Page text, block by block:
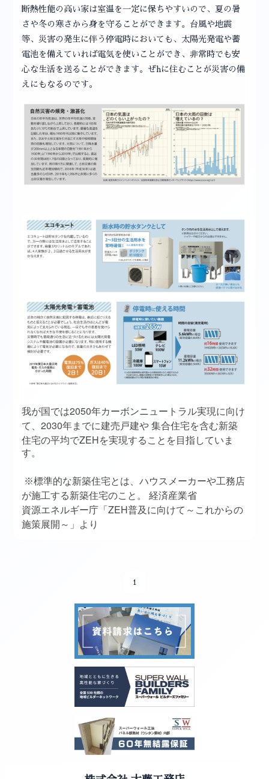
断熱性能の高い家は室温を一定に保ちやすいので、夏の暑
さや冬の寒さから身を守ることができます。台風や地震
等、災害の発生に伴う停電時においても、太陽光発電や蓄
電池を備えていれば電気を使いことができ、非常時でも安
心な生活を送ることができます。ぜhに住むことが災害の備
えにもなるのです。
我が国では2050年カーボンニュートラル実現に向け
て、2030年までに建売戸建や 集合住宅を含む新築
住宅の平均でZEHを実現することを目指していま
す。
※標準的な新築住宅とは、ハウスメーカーや工務店
が施工する新築住宅のこと。
経済産業省
資源エネルギー庁「ZEH普及に向けて～これからの
施策展開～」より
1